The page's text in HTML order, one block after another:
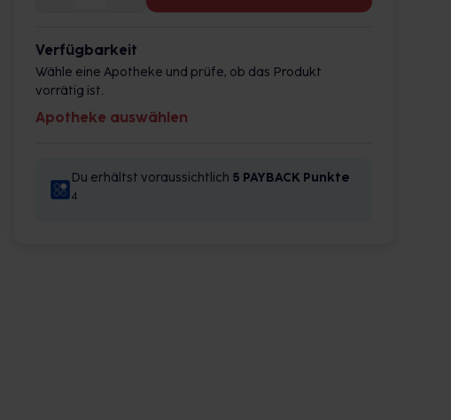
Verfügbarkeit
Wähle eine Apotheke und prüfe, ob das Produkt
vorrätig ist.
Apotheke auswählen
Du erhältst voraussichtlich 5 PAYBACK Punkte
4